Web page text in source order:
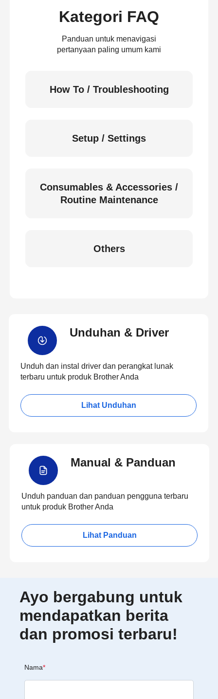
Kategori FAQ
Panduan untuk menavigasi
pertanyaan paling umum kami
How To / Troubleshooting
Setup / Settings
Consumables & Accessories /
Routine Maintenance
Others
Unduhan & Driver
Unduh dan instal driver dan perangkat lunak
terbaru untuk produk Brother Anda
Lihat Unduhan
Manual & Panduan
Unduh panduan dan panduan pengguna terbaru
untuk produk Brother Anda
Lihat Panduan
Ayo bergabung untuk
mendapatkan berita
dan promosi terbaru!
Nama*